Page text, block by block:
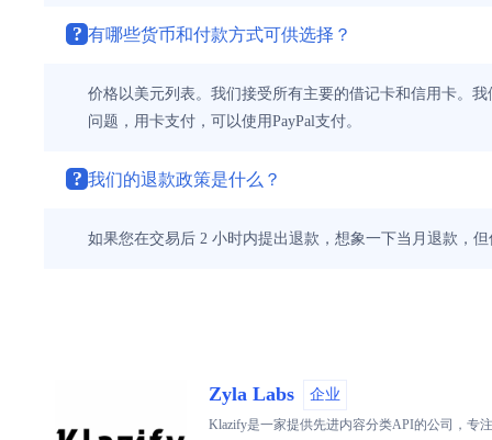
? 有哪些货币和付款方式可供选择？
价格以美元列表。我们接受所有主要的借记卡和信用卡。
问题，用卡支付，可以使用PayPal支付。
? 我们的退款政策是什么？
如果您在交易后 2 小时内提出退款，想象一下当月退款，
Zyla Labs 企业
Klazify是一家提供先进内容分类API的公司，专